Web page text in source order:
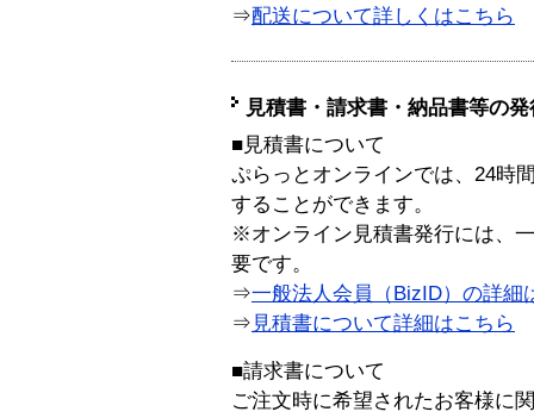
⇒配送について詳しくはこちら
見積書・請求書・納品書等の
■見積書について
ぷらっとオンラインでは、24時
することができます。
※オンライン見積書発行には、
要です。
⇒一般法人会員（BizID）の詳細
⇒ 見積書について詳細はこちら
■請求書について
ご注文時に希望されたお客様に